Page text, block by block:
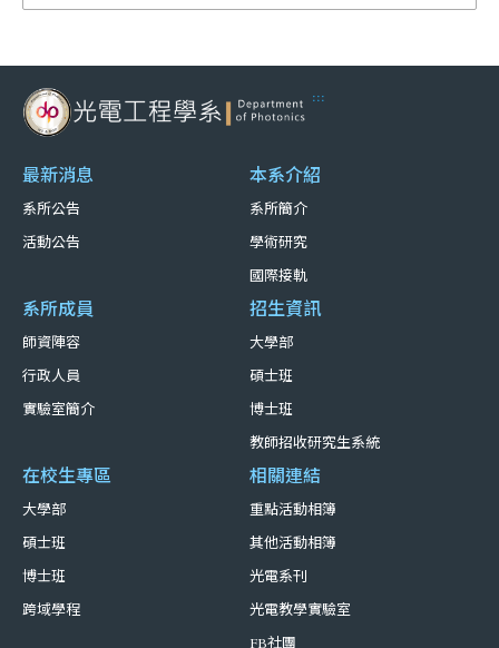
:::
最新消息
系所公告
活動公告
本系介紹
系所簡介
學術研究
國際接軌
系所成員
師資陣容
行政人員
實驗室簡介
招生資訊
大學部
碩士班
博士班
教師招收研究生系統
在校生專區
大學部
碩士班
博士班
跨域學程
相關連結
重點活動相簿
其他活動相簿
光電系刊
光電教學實驗室
FB社團